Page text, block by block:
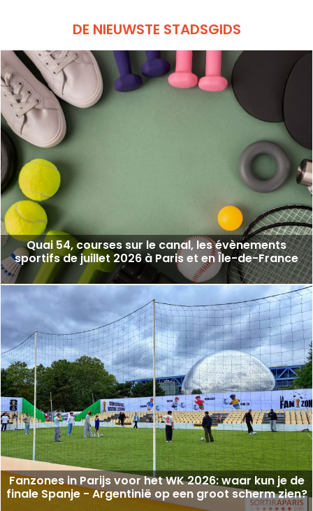
DE NIEUWSTE STADSGIDS
Quai 54, courses sur le canal, les évènements
sportifs de juillet 2026 à Paris et en Île-de-France
Fanzones in Parijs voor het WK 2026: waar kun je de
finale Spanje - Argentinië op een groot scherm zien?